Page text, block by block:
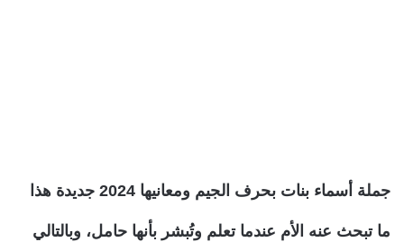
جملة أسماء بنات بحرف الجيم ومعانيها 2024 جديدة هذا
ما تبحث عنه الأم عندما تعلم وتُبشر بأنها حامل، وبالتالي